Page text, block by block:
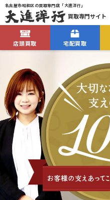
名古屋市昭和区の買取専門店「大進洋行」
買取専門サイト
店頭買取 宅配買取